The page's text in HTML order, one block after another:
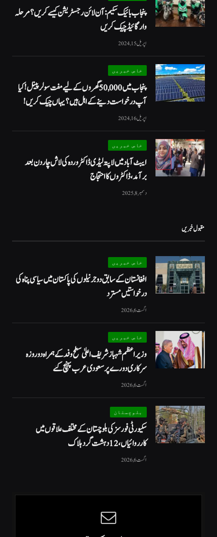
پنجاب بائیک سکیم: آن لائن رجسٹریشن کیسے کریں؟ مرحلہ
وار گائیڈ چیک کریں
اپریل 15, 2024
خاص خبریں
پنجاب میں 50,000 گھروں کے لیے مفت سولر پینل! کیا
آپ درخواست دینے کے اہل ہیں؟ یہاں چیک کریں!
اپریل 16, 2024
خاص خبریں
ایبٹ آباد میں لاپتہ لیڈی ڈاکٹر وردہ کی لاش چار دن بعد
برآمد، ڈاکٹروں کا احتجاج
دسمبر 8, 2025
مقبول خبریں
خاص خبریں
افغانستان کے سابق دو جرنیلوں کی پاکستان میں سیاسی پناہ کی
درخواستیں مسترد
اگست 6, 2026
خاص خبریں
وزیراعظم شہبازشریف اعلیٰ سطح وفد کے ہمراہ دو روزه
سرکاری دورے پر سعودی عرب پہنچ گئے
اگست 6, 2026
بلوچستان
سکیورٹی فورسز کی بلوچستان کے مختلف علاقوں میں
کارروائیاں ، 12 دہشت گرد ہلاک
اگست 6, 2026